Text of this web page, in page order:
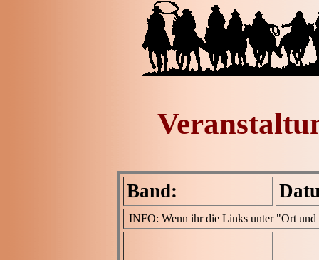
Band:
INFO: Wenn ihr die Links unter "Ort